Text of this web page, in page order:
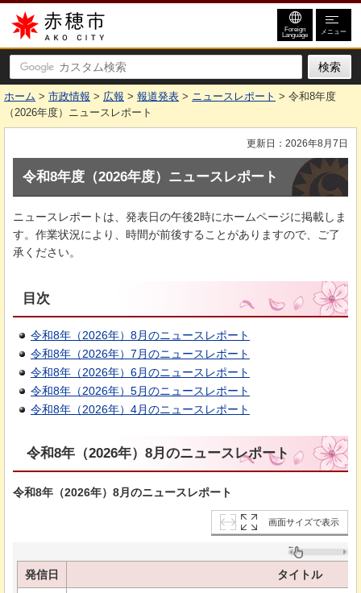
赤穂市
Foreign
Language メニュー
ホーム > 市政情報 > 広報 > 報道発表 > ニュースレポート > 令和8年度
（2026年度）ニュースレポート
更新日：2026年8月7日
令和8年度（2026年度）ニュースレポート
ニュースレポートは、発表日の午後2時にホームページに掲載しま
す。作業状況により、時間が前後することがありますので、ご了
承ください。
目次
令和8年（2026年）8月のニュースレポート
令和8年（2026年）7月のニュースレポート
令和8年（2026年）6月のニュースレポート
令和8年（2026年）5月のニュースレポート
令和8年（2026年）4月のニュースレポート
令和8年（2026年）8月のニュースレポート
令和8年（2026年）8月のニュースレポート
画面サイズで表示
発信日 タイトル